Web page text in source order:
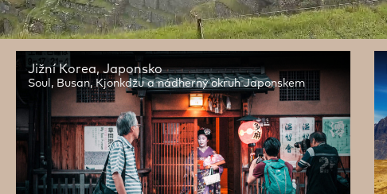
Jižní Korea, Japonsko
Soul, Busan, Kjonkdžu a nádherný okruh Japonskem